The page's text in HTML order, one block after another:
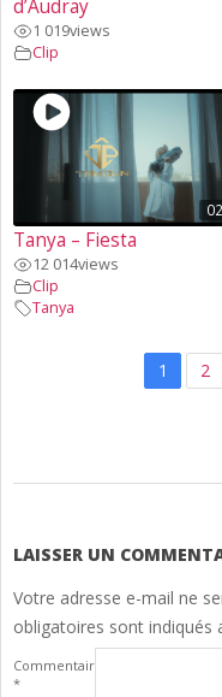
d’Audray
1 019views
Clip
Tanya – Fiesta
12 014views
Clip
Tanya
1 2
17
LAISSER UN
Votre adresse e-mail ne
obligatoires sont indiqués
Commentaire
*